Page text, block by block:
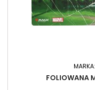
MARKA:
FOLIOWANA